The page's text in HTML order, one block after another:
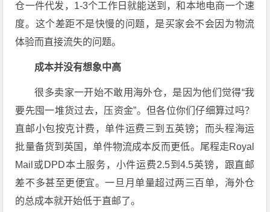
仓一件代发，1-3个工作日就能送到，和本地电商一个速
度。这个差距不是快慢的问题，是买家会不会因为物流
体验而直接流失的问题。
成本并没有想象中高
很多卖家一开始不敢用海外仓，是因为他们觉得“我
要先囤一堆货过去，压资金”。但各位你们仔细算过吗？
直邮小包按克计费，单件运费三到五英镑；而头程海运
批量备货到英国，单件物流成本反而更低。尾程走Royal
Mail或DPD本土服务，小件运费2.5到4.5英镑，跟直邮
差不多甚至更便宜。一旦月单量超过两三百单，海外仓
的总成本就开始低于直邮了。